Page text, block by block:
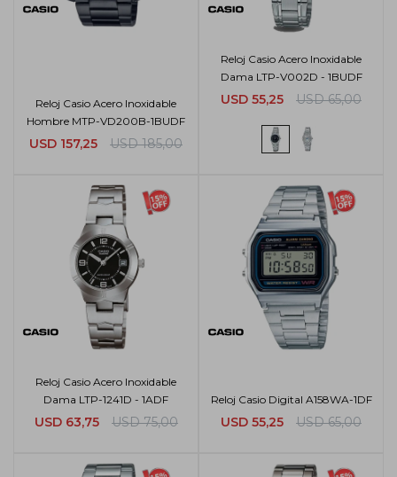
Reloj Casio Acero Inoxidable
Hombre MTP-VD200B-1BUDF
USD 157,25 USD 185,00
Reloj Casio Acero Inoxidable
Dama LTP-V002D - 1BUDF
USD 55,25 USD 65,00
Reloj Casio Acero Inoxidable
Dama LTP-1241D - 1ADF
USD 63,75 USD 75,00
Reloj Casio Digital A158WA-1DF
USD 55,25 USD 65,00